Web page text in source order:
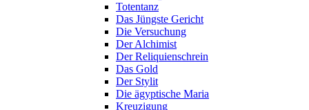
Totentanz
Das Jüngste Gericht
Die Versuchung
Der Alchimist
Der Reliquienschrein
Das Gold
Der Stylit
Die ägyptische Maria
Kreuzigung